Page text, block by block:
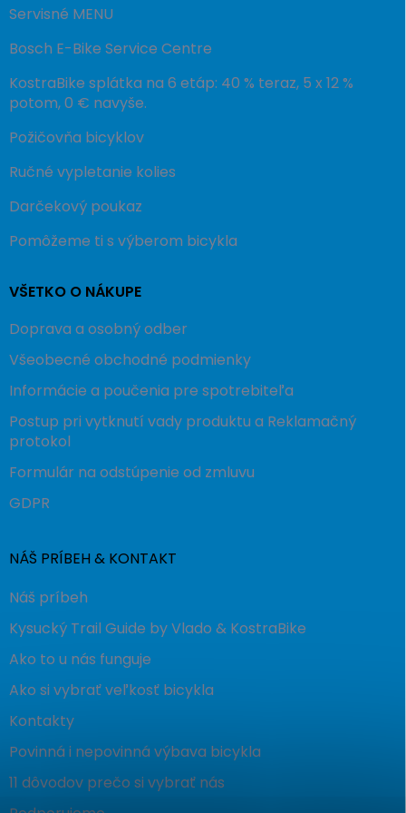
Servisné MENU
Bosch E-Bike Service Centre
KostraBike splátka na 6 etáp: 40 % teraz, 5 x 12 %
potom, 0 € navyše.
Požičovňa bicyklov
Ručné vypletanie kolies
Darčekový poukaz
Pomôžeme ti s výberom bicykla
VŠETKO O NÁKUPE
Doprava a osobný odber
Všeobecné obchodné podmienky
Informácie a poučenia pre spotrebiteľa
Postup pri vytknutí vady produktu a Reklamačný
protokol
Formulár na odstúpenie od zmluvu
GDPR
NÁŠ PRÍBEH & KONTAKT
Náš príbeh
Kysucký Trail Guide by Vlado & KostraBike
Ako to u nás funguje
Ako si vybrať veľkosť bicykla
Kontakty
Povinná i nepovinná výbava bicykla
11 dôvodov prečo si vybrať nás